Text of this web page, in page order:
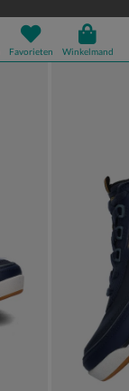
Favorieten Winkelmand